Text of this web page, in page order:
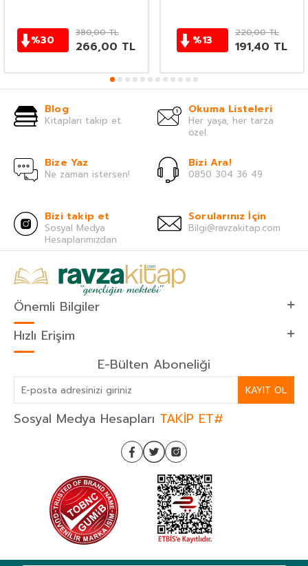
%30
380,00TL
266,00 TL %13
220,00TL
191,40 TL
Blog
Kitapları takip et.
Okuma Listeleri
Her yaşa, her tarza
özel.
Bize Yaz
Ne zaman istersen!
Bizi Ara!
0850 304 36 49
Bizi takip et
Sosyal Medya
Hesaplarımızdan
Sorularınız İçin
Bilgi@ravzakitap.com
Önemli Bilgiler
Hızlı Erişim
E-Bülten Aboneliği
KAYIT OL
Sosyal Medya Hesapları TAKİP ET#